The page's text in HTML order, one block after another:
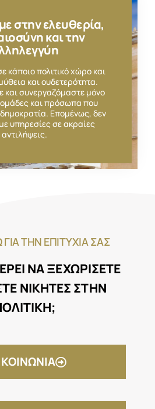
στην ελευθερία,
και την
κάποιο πολιτικό χώρο και
και ουδετερότητα.
και συνεργαζόμαστε μόνο
και πρόσωπα που
Επομένως, δεν
υπηρεσίες σε ακραίες
αντιλήψεις.
ΤΗΝ ΕΠΙΤΥΧΙΑ ΣΑΣ
ΝΑ ΞΕΧΩΡΙΣΕΤΕ
ΝΙΚΗΤΕΣ ΣΤΗΝ